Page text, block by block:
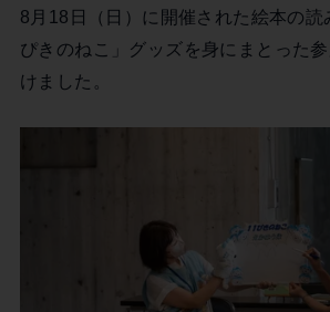
8月18日（日）に開催された絵本の読
ぴきのねこ」グッズを身にまとった
けました。